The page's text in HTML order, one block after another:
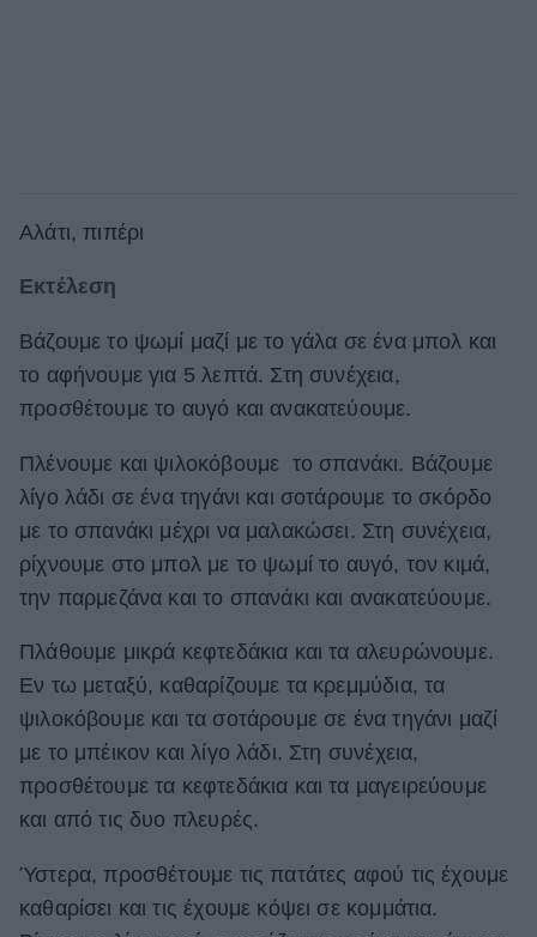
Αλάτι, πιπέρι
Εκτέλεση
Βάζουμε το ψωμί μαζί με το γάλα σε ένα μπολ και
το αφήνουμε για 5 λεπτά. Στη συνέχεια,
προσθέτουμε το αυγό και ανακατεύουμε.
Πλένουμε και ψιλοκόβουμε το σπανάκι. Βάζουμε
λίγο λάδι σε ένα τηγάνι και σοτάρουμε το σκόρδο
με το σπανάκι μέχρι να μαλακώσει. Στη συνέχεια,
ρίχνουμε στο μπολ με το ψωμί το αυγό, τον κιμά,
την παρμεζάνα και το σπανάκι και ανακατεύουμε.
Πλάθουμε μικρά κεφτεδάκια και τα αλευρώνουμε.
Εν τω μεταξύ, καθαρίζουμε τα κρεμμύδια, τα
ψιλοκόβουμε και τα σοτάρουμε σε ένα τηγάνι μαζί
με το μπέικον και λίγο λάδι. Στη συνέχεια,
προσθέτουμε τα κεφτεδάκια και τα μαγειρεύουμε
και από τις δυο πλευρές.
Ύστερα, προσθέτουμε τις πατάτες αφού τις έχουμε
καθαρίσει και τις έχουμε κόψει σε κομμάτια.